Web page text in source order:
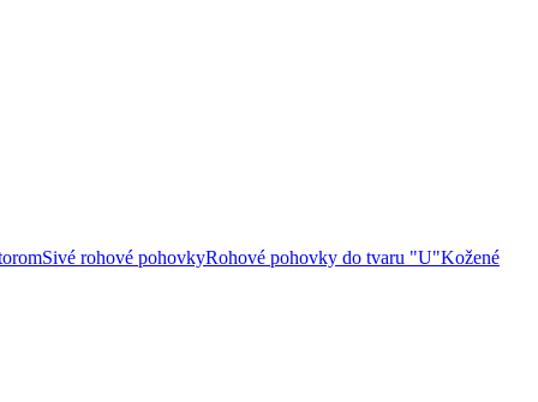
Sivé rohové pohovkyRohové pohovky do tvaru "U"Kožené